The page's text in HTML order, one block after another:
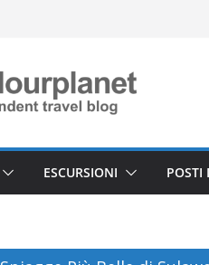
ESCURSIONI POSTI